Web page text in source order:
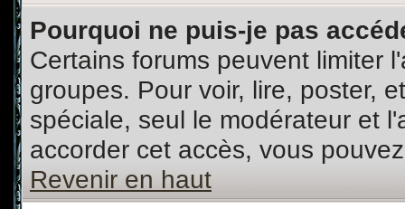
Pourquoi ne puis-je pas
Certains forums peuvent limiter
groupes. Pour voir, lire, poster,
spéciale, seul le modérateur et
accorder cet accès, vous
Revenir en haut